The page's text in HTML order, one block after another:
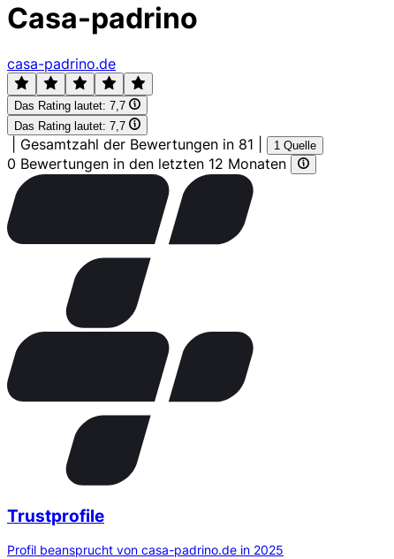
Casa-padrino
casa-padrino.de
Das Rating lautet: 7,7
Das Rating lautet: 7,7
Gesamtzahl der Bewertungen in 81 1 Quelle
0 Bewertungen in den letzten 12 Monaten
Trustprofile
Profil beansprucht von casa-padrino.de in 2025